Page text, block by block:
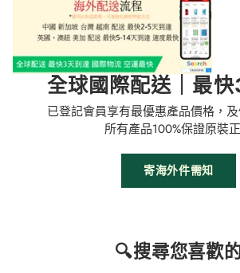
全球國際配送｜最
已登記會員享有最優惠產品價格，
所有產品100%保證原裝
寄海外件需知
🔍搜尋您喜歡